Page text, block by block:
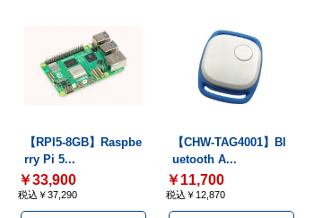
【RPI5-8GB】Raspbe
rry Pi 5...
￥33,900
税込￥37,290
【CHW-TAG4001】Bl
uetooth A...
￥11,700
税込￥12,870